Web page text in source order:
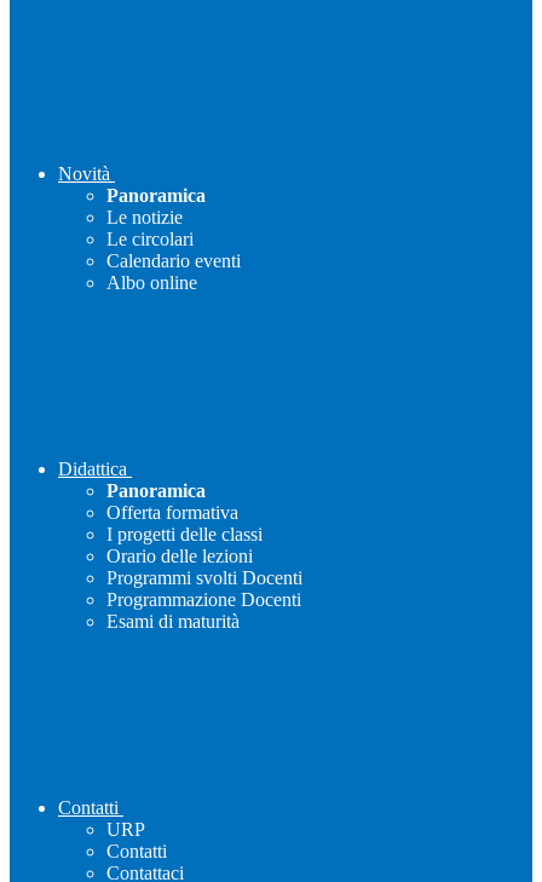
Novità
Panoramica
Le notizie
Le circolari
Calendario eventi
Albo online
Didattica
Panoramica
Offerta formativa
I progetti delle classi
Orario delle lezioni
Programmi svolti Docenti
Programmazione Docenti
Esami di maturità
Contatti
URP
Contatti
Contattaci